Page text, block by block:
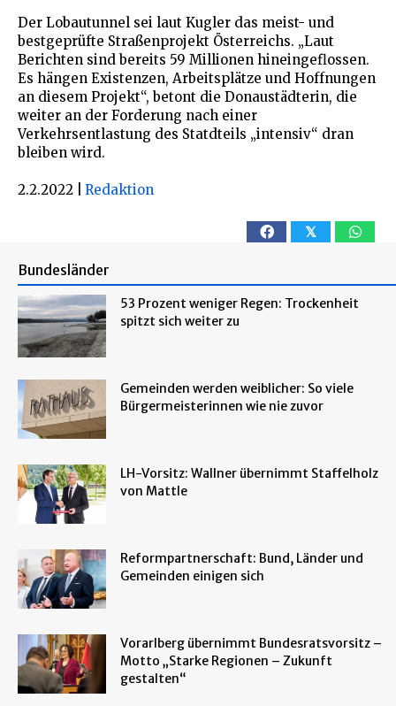
Der Lobautunnel sei laut Kugler das meist- und
bestgeprüfte Straßenprojekt Österreichs. „Laut
Berichten sind bereits 59 Millionen hineingeflossen.
Es hängen Existenzen, Arbeitsplätze und Hoffnungen
an diesem Projekt“, betont die Donaustädterin, die
weiter an der Forderung nach einer
Verkehrsentlastung des Statdteils „intensiv“ dran
bleiben wird.
2.2.2022 Redaktion
𝕏
Bundesländer
53 Prozent weniger Regen: Trockenheit
spitzt sich weiter zu
Gemeinden werden weiblicher: So viele
Bürgermeisterinnen wie nie zuvor
LH-Vorsitz: Wallner übernimmt Staffelholz
von Mattle
Reformpartnerschaft: Bund, Länder und
Gemeinden einigen sich
Vorarlberg übernimmt Bundesratsvorsitz –
Motto „Starke Regionen – Zukunft
gestalten“